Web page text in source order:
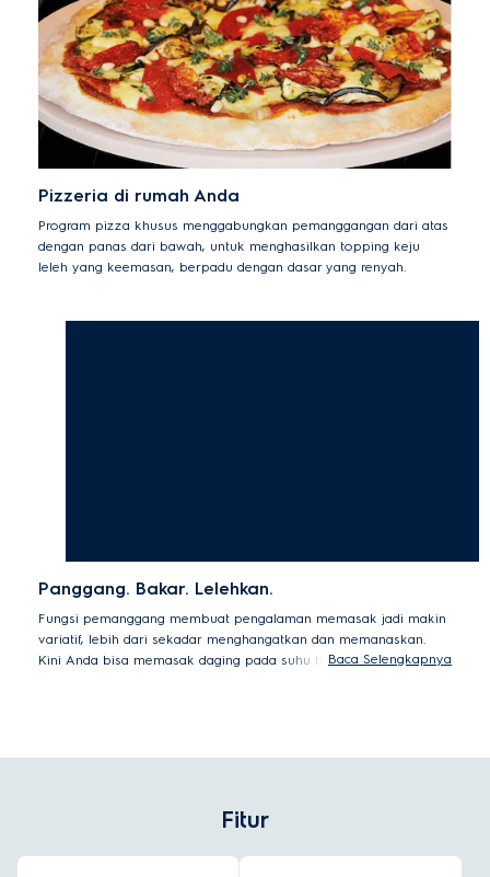
Pizzeria di rumah Anda
Program pizza khusus menggabungkan pemanggangan dari atas
dengan panas dari bawah, untuk menghasilkan topping keju
leleh yang keemasan, berpadu dengan dasar yang renyah.
Panggang. Bakar. Lelehkan.
Fungsi pemanggang membuat pengalaman memasak jadi makin
variatif, lebih dari sekadar menghangatkan dan memanaskan.
Kini Anda bisa memasak daging pada suhu tinggi, memanggang
Baca Selengkapnya
Fitur